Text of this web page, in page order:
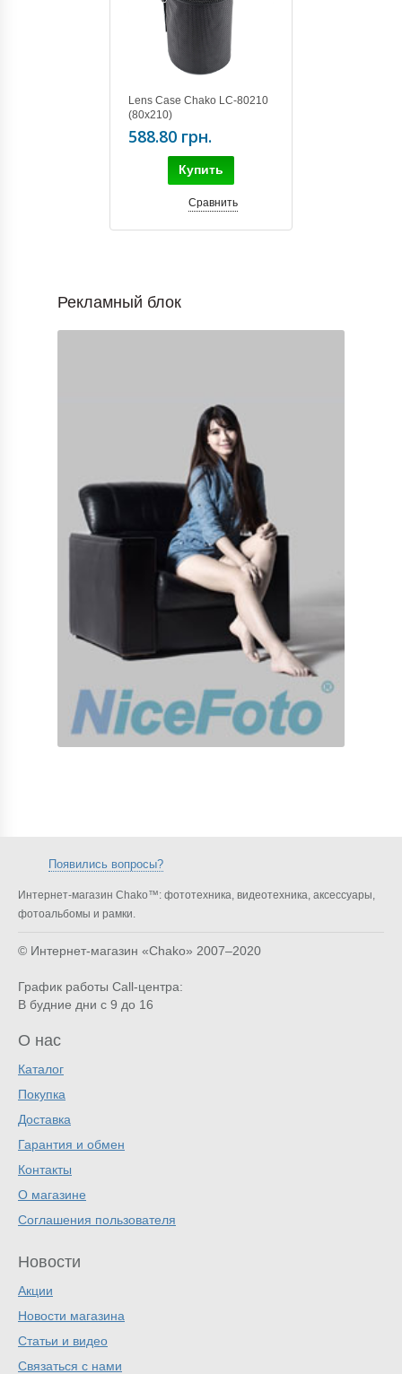
Lens Case Chako LC-80210
(80х210)
588.80 грн.
Купить
Сравнить
Рекламный блок
Появились вопросы?
Интернет-магазин Chako™: фототехника, видеотехника, аксессуары,
фотоальбомы и рамки.
© Интернет-магазин «Chako» 2007–2020
График работы Call-центра:
В будние дни с 9 до 16
О нас
Каталог
Покупка
Доставка
Гарантия и обмен
Контакты
О магазине
Соглашения пользователя
Новости
Акции
Новости магазина
Статьи и видео
Связаться с нами